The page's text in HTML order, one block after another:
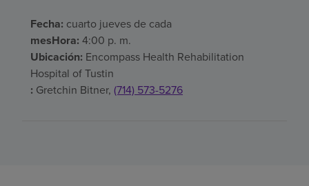
Fecha: cuarto jueves de cada
mesHora: 4:00 p. m.
Ubicación: Encompass Health Rehabilitation
Hospital of Tustin
: Gretchin Bitner, (714) 573-5276